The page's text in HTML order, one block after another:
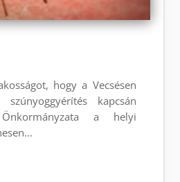
hogy a Vecsésen
kapcsán
a helyi